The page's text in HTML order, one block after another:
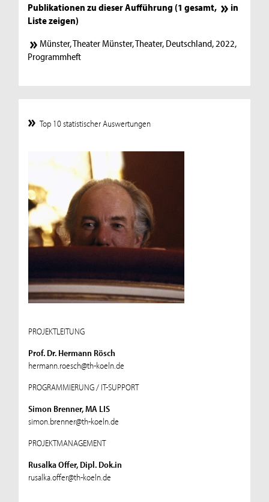
Publikationen zu dieser Aufführung (1 gesamt,
in
Liste zeigen)
Münster, Theater Münster, Theater, Deutschland, 2022,
Programmheft
Top 10 statistischer Auswertungen
PROJEKTLEITUNG
Prof. Dr. Hermann Rösch
hermann.roesch@th-koeln.de
PROGRAMMIERUNG / IT-SUPPORT
Simon Brenner, MA LIS
simon.brenner@th-koeln.de
PROJEKTMANAGEMENT
Rusalka Offer, Dipl. Dok.in
rusalka.offer@th-koeln.de